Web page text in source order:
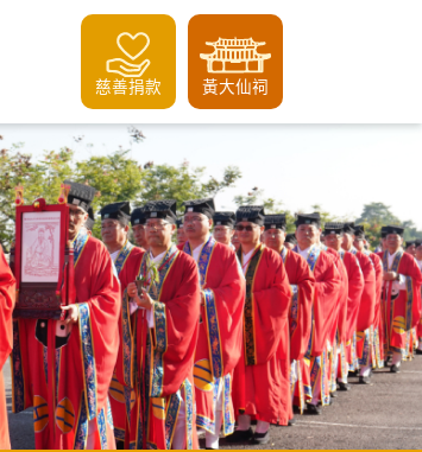
慈善捐款 黃大仙祠